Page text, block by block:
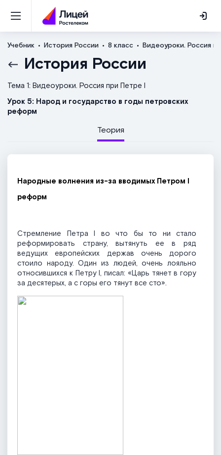
Учебник История России 8 класс Видеоуроки. Россия
История России
Тема 1: Видеоуроки. Россия при Петре I
Урок 5: Народ и государство в годы петровских
реформ
Теория
Народные волнения из-за вводимых Петром I
реформ
Стремление Петра I во что бы то ни стало
реформировать страну, вытянуть ее в ряд
ведущих европейских держав очень дорого
стоило народу. Один из людей, очень лояльно
относившихся к Петру I, писал: «Царь тянет в гору
за десятерых, а с горы его тянут все сто».